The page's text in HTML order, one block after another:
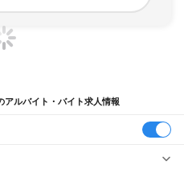
アルバイト・バイト求人情報